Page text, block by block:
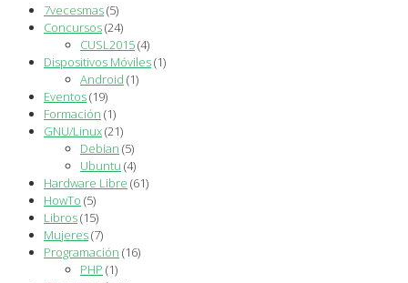
7vecesmas(5)
Concursos(24)
CUSL2015(4)
Dispositivos Móviles(1)
Android (1)
Eventos(19)
Formación (1)
GNU/Linux(21)
Debian (5)
Ubuntu (4)
Hardware Libre (61)
HowTo (5)
Libros(15)
Mujeres(7)
Programación (16)
PHP (1)